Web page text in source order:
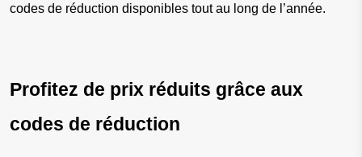
codes de réduction disponibles tout au long de l’année.
Profitez de prix réduits grâce aux
codes de réduction